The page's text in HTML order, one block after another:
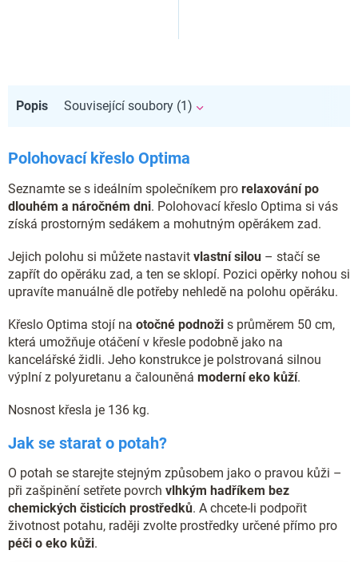
Popis Související soubory (1)
Polohovací křeslo Optima
Seznamte se s ideálním společníkem pro relaxování po
dlouhém a náročném dni. Polohovací křeslo Optima si vás
získá prostorným sedákem a mohutným opěrákem zad.
Jejich polohu si můžete nastavit vlastní silou – stačí se
zapřít do opěráku zad, a ten se sklopí. Pozici opěrky nohou si
upravíte manuálně dle potřeby nehledě na polohu opěráku.
Křeslo Optima stojí na otočné podnoži s průměrem 50 cm,
která umožňuje otáčení v křesle podobně jako na
kancelářské židli. Jeho konstrukce je polstrovaná silnou
výplní z polyuretanu a čalouněná moderní eko kůží.
Nosnost křesla je 136 kg.
Jak se starat o potah?
O potah se starejte stejným způsobem jako o pravou kůži –
při zašpinění setřete povrch vlhkým hadříkem bez
chemických čisticích prostředků. A chcete-li podpořit
životnost potahu, raději zvolte prostředky určené přímo pro
péči o eko kůži.